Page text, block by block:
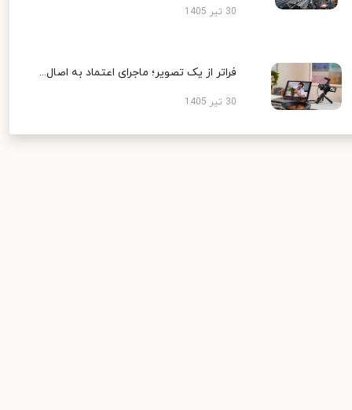
فراتر از یک تصویر؛ ماجرای اعتماد به اصال...
30 تیر 1405